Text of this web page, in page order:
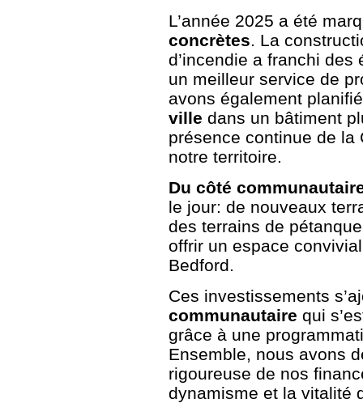
L’année 2025 a été
concrètes. La
d’incendie a franchi
un meilleur service de
avons également
ville dans un bâtiment
présence continue de
notre territoire.
Du côté
le jour: de nouveaux
des terrains de
offrir un espace
Bedford.
Ces investissements
communautaire qui
grâce à une
Ensemble, nous avons
rigoureuse de nos
dynamisme et la vitalité